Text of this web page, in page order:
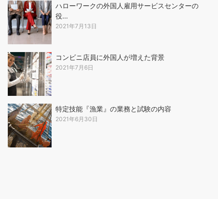
ハローワークの外国人雇用サービスセンターの
役…
2021年7月13日
コンビニ店員に外国人が増えた背景
2021年7月6日
特定技能『漁業』の業務と試験の内容
2021年6月30日